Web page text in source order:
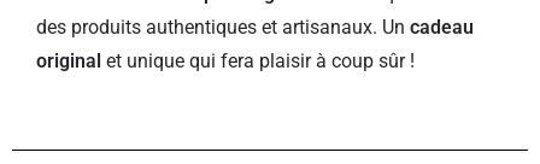
des produits authentiques et artisanaux. Un cadeau
original et unique qui fera plaisir à coup sûr !